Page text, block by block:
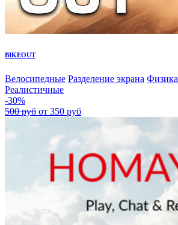
BIKEOUT
Велосипедные Разделение экрана Физика
Реалистичные
-30%
500 руб от 350 руб